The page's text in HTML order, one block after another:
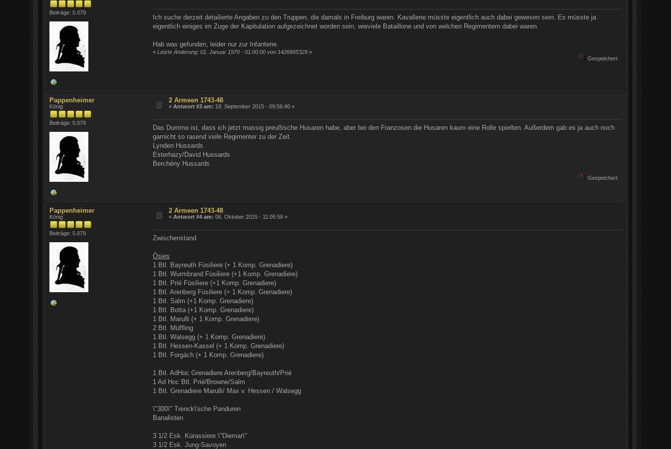
Beiträge: 5.079
Ich suche derzeit detailierte Angaben zu den Truppen, die damals in Freiburg waren. Kavallerie müsste eigentlich auch dabei gewesen sein. Es müsste ja
eigentlich einiges im Zuge der Kapitulation aufgezeichnet worden sein, wieviele Bataillone und von welchen Regimentern dabei waren.
Hab was gefunden, leider nur zur Infanterie.
« Letzte Änderung: 01. Januar 1970 - 01:00:00 von 1426865329»
Gespeichert
Pappenheimer
König
Beiträge: 5.079
2 Armeen 1743-48
«Antwort #3 am: 18. September 2015 - 09:56:40 »
Das Dumme ist, dass ich jetzt massig preußische Husaren habe, aber bei den Franzosen die Husaren kaum eine Rolle spielten. Außerdem gab es ja auch noch
garnicht so rasend viele Regimenter zu der Zeit.
Lynden Hussards
Esterhazy/David Hussards
Berchény Hussards
Gespeichert
Pappenheimer
König
Beiträge: 5.079
2 Armeen 1743-48
«Antwort #4 am: 06. Oktober 2015 - 11:05:58 »
Zwischenstand
Ösies
1 Btl. Bayreuth Füsiliere (+ 1 Komp. Grenadiere)
1 Btl. Wurmbrand Füsiliere (+1 Komp. Grenadiere)
1 Btl. Prié Füsiliere (+1 Komp. Grenadiere)
1 Btl. Arenberg Füsiliere (+ 1 Komp. Grenadiere)
1 Btl. Salm (+1 Komp. Grenadiere)
1 Btl. Botta (+1 Komp. Grenadiere)
1 Btl. Marulli (+ 1 Komp. Grenadiere)
2 Btl. Müffling
1 Btl. Walsegg (+ 1 Komp. Grenadiere)
1 Btl. Hessen-Kassel (+ 1 Komp. Grenadiere)
1 Btl. Forgách (+ 1 Komp. Grenadiere)
1 Btl. AdHoc Grenadiere Arenberg/Bayreuth/Prié
1 Ad Hoc Btl. Prié/Browne/Salm
1 Btl. Grenadiere Marulli/ Max v. Hessen / Walsegg
\"300\" Trenck\'sche Panduren
Banalisten
3 1/2 Esk. Kürassiere \"Diemar\"
3 1/2 Esk. Jung-Savoyen